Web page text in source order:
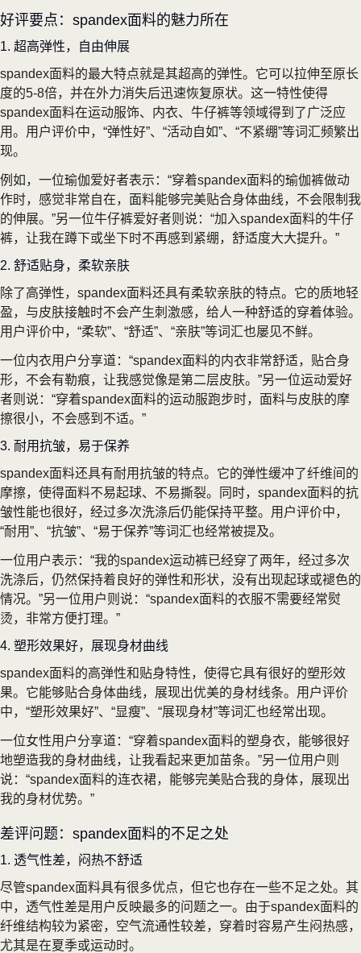
好评要点：spandex面料的魅力所在
1. 超高弹性，自由伸展
spandex面料的最大特点就是其超高的弹性。它可以拉伸至原长
度的5-8倍，并在外力消失后迅速恢复原状。这一特性使得
spandex面料在运动服饰、内衣、牛仔裤等领域得到了广泛应
用。用户评价中，“弹性好”、“活动自如”、“不紧绷”等词汇频繁出
现。
例如，一位瑜伽爱好者表示：“穿着spandex面料的瑜伽裤做动
作时，感觉非常自在，面料能够完美贴合身体曲线，不会限制我
的伸展。”另一位牛仔裤爱好者则说：“加入spandex面料的牛仔
裤，让我在蹲下或坐下时不再感到紧绷，舒适度大大提升。”
2. 舒适贴身，柔软亲肤
除了高弹性，spandex面料还具有柔软亲肤的特点。它的质地轻
盈，与皮肤接触时不会产生刺激感，给人一种舒适的穿着体验。
用户评价中，“柔软”、“舒适”、“亲肤”等词汇也屡见不鲜。
一位内衣用户分享道：“spandex面料的内衣非常舒适，贴合身
形，不会有勒痕，让我感觉像是第二层皮肤。”另一位运动爱好
者则说：“穿着spandex面料的运动服跑步时，面料与皮肤的摩
擦很小，不会感到不适。”
3. 耐用抗皱，易于保养
spandex面料还具有耐用抗皱的特点。它的弹性缓冲了纤维间的
摩擦，使得面料不易起球、不易撕裂。同时，spandex面料的抗
皱性能也很好，经过多次洗涤后仍能保持平整。用户评价中，
“耐用”、“抗皱”、“易于保养”等词汇也经常被提及。
一位用户表示：“我的spandex运动裤已经穿了两年，经过多次
洗涤后，仍然保持着良好的弹性和形状，没有出现起球或褪色的
情况。”另一位用户则说：“spandex面料的衣服不需要经常熨
烫，非常方便打理。”
4. 塑形效果好，展现身材曲线
spandex面料的高弹性和贴身特性，使得它具有很好的塑形效
果。它能够贴合身体曲线，展现出优美的身材线条。用户评价
中，“塑形效果好”、“显瘦”、“展现身材”等词汇也经常出现。
一位女性用户分享道：“穿着spandex面料的塑身衣，能够很好
地塑造我的身材曲线，让我看起来更加苗条。”另一位用户则
说：“spandex面料的连衣裙，能够完美贴合我的身体，展现出
我的身材优势。”
差评问题：spandex面料的不足之处
1. 透气性差，闷热不舒适
尽管spandex面料具有很多优点，但它也存在一些不足之处。其
中，透气性差是用户反映最多的问题之一。由于spandex面料的
纤维结构较为紧密，空气流通性较差，穿着时容易产生闷热感，
尤其是在夏季或运动时。